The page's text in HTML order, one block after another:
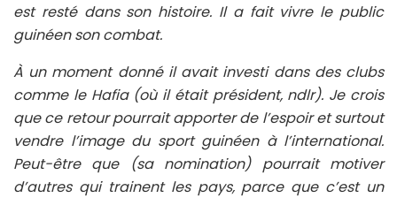
est resté dans son histoire. Il a fait vivre le public
guinéen son combat.
À un moment donné il avait investi dans des clubs
comme le Hafia (où il était président, ndlr). Je crois
que ce retour pourrait apporter de l’espoir et surtout
vendre l’image du sport guinéen à l’international.
Peut-être que (sa nomination) pourrait motiver
d’autres qui trainent les pays, parce que c’est un